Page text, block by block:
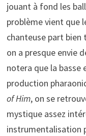
jouant à fond les
problème vient que
chanteuse part bien
on a presque envie
notera que la
production
of Him, on se
mystique assez
instrumentalisation